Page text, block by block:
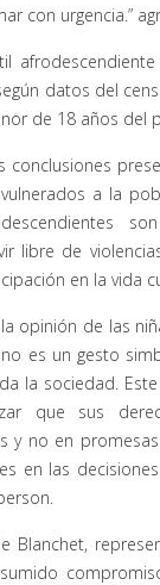
con urgencia.”
datos del
de 18 años del
conclusiones
a la
libre de
en la vida
la opinión de las
es un gesto
la sociedad.
que sus
y no en
en las
Blanchet,